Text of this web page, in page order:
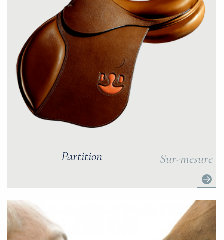
Partition Sur-mesure